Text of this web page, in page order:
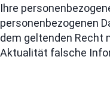
Ihre
personenbezogenen
dem geltenden Recht
Aktualität falsche